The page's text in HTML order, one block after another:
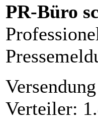
PR-Büro
Verteiler: